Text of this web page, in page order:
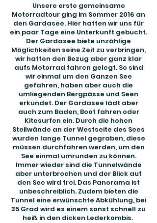
Unsere erste gemeinsame
Motorradtour ging im Sommer 2016 an
den Gardasee. Hier hatten wir uns für
ein paar Tage eine Unterkunft gebucht.
Der Gardasee biete unzählige
Möglichkeiten seine Zeit zu verbringen,
wir hatten den Bezug aber ganz klar
aufs Motorrad fahren gelegt. So sind
wir einmal um den Ganzen See
gefahren, haben aber auch die
umliegenden Bergpässe und Seen
erkundet. Der Gardasee lädt aber
auch zum Baden, Boot fahren oder
Kitesurfen ein. Durch die hohen
Steilwände an der Westseite des Sees
wurden lange Tunnel gegraben, diese
müssen durchfahren werden, um den
See einmal umrunden zu können.
Immer wieder sind die Tunnelwände
aber unterbrochen und der Blick auf
den See wird frei. Das Panorama ist
unbeschreiblich. Zudem bieten die
Tunnel eine erwünschte Abkühlung, bei
35 Grad wird es einem sonst schnell zu
heiß in den dicken Lederkombis.